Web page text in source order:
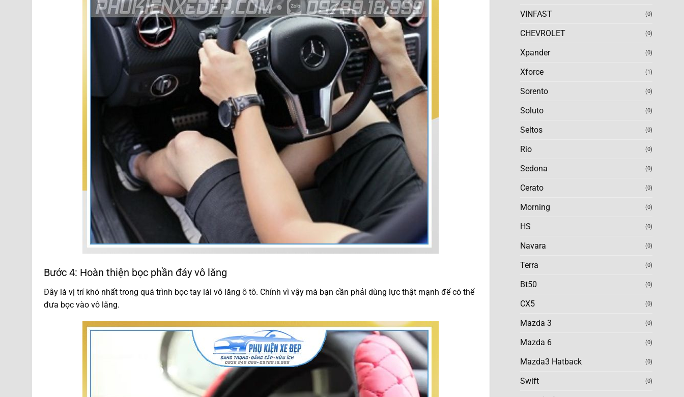
Bước 4: Hoàn thiện bọc phần đáy vô lăng
Đây là vị trí khó nhất trong quá trình bọc tay lái vô lăng ô tô. Chính vì vậy mà bạn cần phải dùng lực thật mạnh để có thể
đưa bọc vào vô lăng.
VINFAST (0)
CHEVROLET (0)
Xpander (0)
Xforce (1)
Sorento (0)
Soluto (0)
Seltos (0)
Rio (0)
Sedona (0)
Cerato (0)
Morning (0)
HS (0)
Navara (0)
Terra (0)
Bt50 (0)
CX5 (0)
Mazda 3 (0)
Mazda 6 (0)
Mazda3 Hatback (0)
Swift (0)